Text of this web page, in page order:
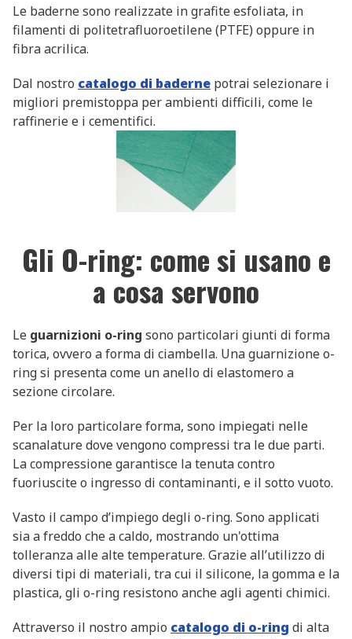
Le baderne sono realizzate in grafite esfoliata, in
filamenti di politetrafluoroetilene (PTFE) oppure in
fibra acrilica.
Dal nostro catalogo di baderne potrai selezionare i
migliori premistoppa per ambienti difficili, come le
raffinerie e i cementifici.
Gli O-ring: come si usano e
a cosa servono
Le guarnizioni o-ring sono particolari giunti di forma
torica, ovvero a forma di ciambella. Una guarnizione o-
ring si presenta come un anello di elastomero a
sezione circolare.
Per la loro particolare forma, sono impiegati nelle
scanalature dove vengono compressi tra le due parti.
La compressione garantisce la tenuta contro
fuoriuscite o ingresso di contaminanti, e il sotto vuoto.
Vasto il campo d’impiego degli o-ring. Sono applicati
sia a freddo che a caldo, mostrando un'ottima
tolleranza alle alte temperature. Grazie all’utilizzo di
diversi tipi di materiali, tra cui il silicone, la gomma e la
plastica, gli o-ring resistono anche agli agenti chimici.
Attraverso il nostro ampio catalogo di o-ring di alta